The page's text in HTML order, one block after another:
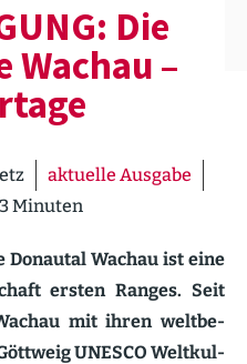
Die
Wachau –
aktuelle Ausgabe
3Minuten
Wachau ist eine
ersten Ranges. Seit
mit ihren weltbe­
UNESCO Weltkul­